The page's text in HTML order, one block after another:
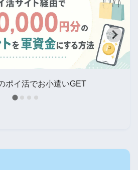
ポイ活でお小遣いGET